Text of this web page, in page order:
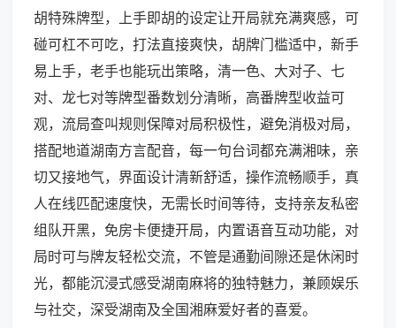
胡特殊牌型，上手即胡的设定让开局就充满爽感，可
碰可杠不可吃，打法直接爽快，胡牌门槛适中，新手
易上手，老手也能玩出策略，清一色、大对子、七
对、龙七对等牌型番数划分清晰，高番牌型收益可
观，流局查叫规则保障对局积极性，避免消极对局，
搭配地道湖南方言配音，每一句台词都充满湘味，亲
切又接地气，界面设计清新舒适，操作流畅顺手，真
人在线匹配速度快，无需长时间等待，支持亲友私密
组队开黑，免房卡便捷开局，内置语音互动功能，对
局时可与牌友轻松交流，不管是通勤间隙还是休闲时
光，都能沉浸式感受湖南麻将的独特魅力，兼顾娱乐
与社交，深受湖南及全国湘麻爱好者的喜爱。